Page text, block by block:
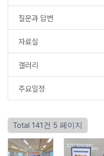
질문과 답변
자료실
갤러리
주요일정
Total 141건 5 페이지